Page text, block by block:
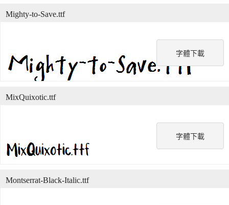
字體下載
Mighty-to-Save.ttf
字體下載
MixQuixotic.ttf
Montserrat-Black-Italic.ttf